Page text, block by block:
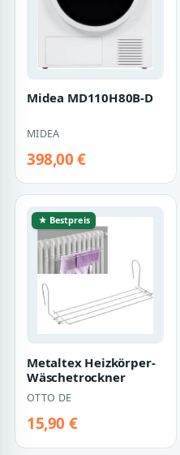
Midea MD110H80B-D
MIDEA
398,00 €
★ Bestpreis
Metaltex Heizkörper-
Wäschetrockner
OTTO DE
15,90 €